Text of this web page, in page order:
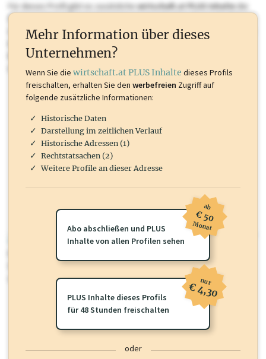
Für dieses Profil gibt es zusätzlichewirtschaft.at PLUS Inhaltedie
Sie momentan nicht einsehen können. Schalten Sie dieses Profil frei
oder loggen Sie sich ein um diese Inhalte zu sehen. wirtschaft.at PLUS
Marken, Patente, Rechtstatsachen, OTS-Aussendungen, und viele
mehr.
wirtschaft.at PLUS
Sie momentan nicht einsehen können. Schalten Sie dieses Profil frei
oder loggen Sie sich ein um diese Inhalte zu sehen.
Mehr Information über dieses
Unternehmen?
Wenn Sie die wirtschaft.at PLUS Inhalte dieses Profils
freischalten, erhalten Sie den werbefreien Zugriff auf
folgende zusätzliche Informationen:
Historische Daten
Darstellung im zeitlichen Verlauf
Historische Adressen (1)
Rechtstatsachen (2)
Weitere Profile an dieser Adresse
Abo abschließen und PLUS
Inhalte von allen Profilen sehen
ab
€ 50
Monat
PLUS Inhalte dieses Profils
für 48 Stunden freischalten
nur
€ 4,30
oder